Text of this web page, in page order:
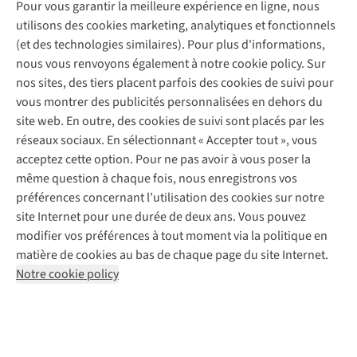
Pour vous garantir la meilleure expérience en ligne, nous
utilisons des cookies marketing, analytiques et fonctionnels
(et des technologies similaires). Pour plus d'informations,
nous vous renvoyons également à notre cookie policy. Sur
nos sites, des tiers placent parfois des cookies de suivi pour
vous montrer des publicités personnalisées en dehors du
site web. En outre, des cookies de suivi sont placés par les
réseaux sociaux. En sélectionnant « Accepter tout », vous
acceptez cette option. Pour ne pas avoir à vous poser la
même question à chaque fois, nous enregistrons vos
préférences concernant l’utilisation des cookies sur notre
site Internet pour une durée de deux ans. Vous pouvez
modifier vos préférences à tout moment via la politique en
matière de cookies au bas de chaque page du site Internet.
Notre cookie policy
Contactez-nous
À propos d’A.S.Adventure
Déclaration d'accessibilité
Service de lavage
Entretien de chaussures
Réparation de chaussures
Réparation de vêtements
Retouches
Pour les entreprises
Explore Camp
Gear Check
Expertise & conseils
Abonnez-vous à la newsletter
Suivez-nous
Mentions légales
Politique de confidentialité
Conditions générales
Cookie Policy
AS Adventure Luxemburg SA,